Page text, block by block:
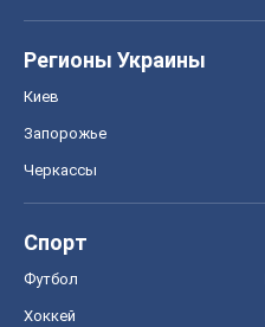
Регионы Украины
Киев
Запорожье
Черкассы
Спорт
Футбол
Хоккей